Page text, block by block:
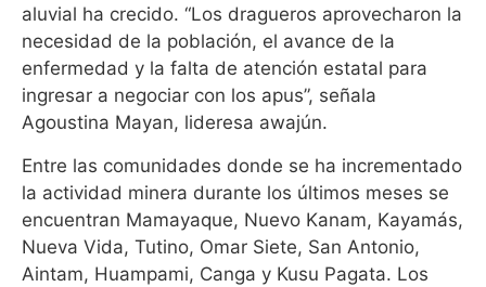
aluvial ha crecido. “Los dragueros aprovecharon la
necesidad de la población, el avance de la
enfermedad y la falta de atención estatal para
ingresar a negociar con los apus”, señala
Agoustina Mayan, lideresa awajún.
Entre las comunidades donde se ha incrementado
la actividad minera durante los últimos meses se
encuentran Mamayaque, Nuevo Kanam, Kayamás,
Nueva Vida, Tutino, Omar Siete, San Antonio,
Aintam, Huampami, Canga y Kusu Pagata. Los